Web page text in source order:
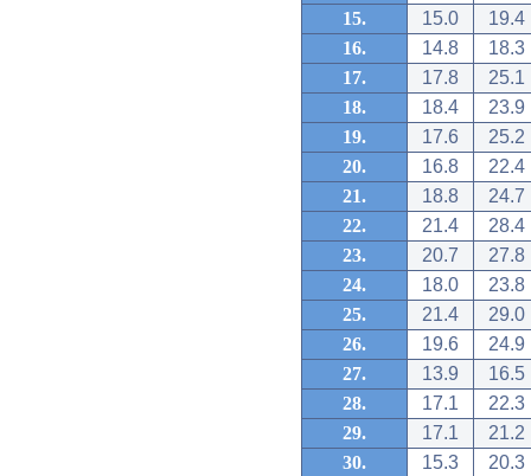
15.
15.0
19.4
16.
14.8
18.3
17.
17.8
25.1
18.
18.4
23.9
19.
17.6
25.2
20.
16.8
22.4
21.
18.8
24.7
22.
21.4
28.4
23.
20.7
27.8
24.
18.0
23.8
25.
21.4
29.0
26.
19.6
24.9
27.
13.9
16.5
28.
17.1
22.3
29.
17.1
21.2
30.
15.3 20.3